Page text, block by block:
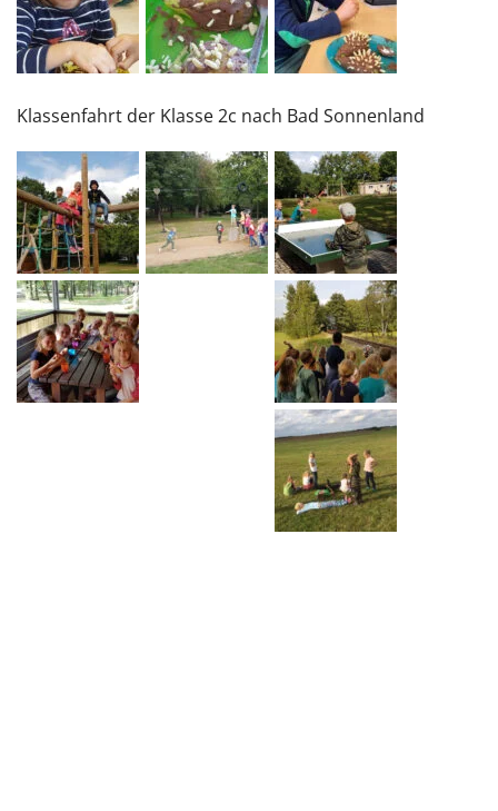
Klassenfahrt der Klasse 2c nach Bad Sonnenland